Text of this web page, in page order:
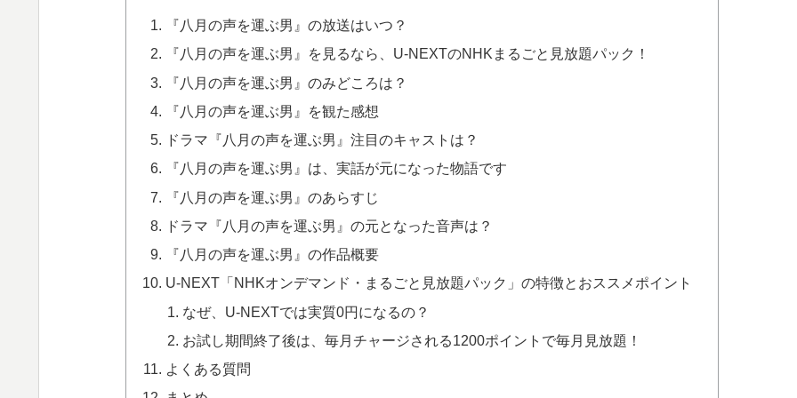
『八月の声を運ぶ男』の放送はいつ？
『八月の声を運ぶ男』を見るなら、U-NEXTのNHKまるごと見放題パック！
『八月の声を運ぶ男』のみどころは？
『八月の声を運ぶ男』を観た感想
ドラマ『八月の声を運ぶ男』注目のキャストは？
『八月の声を運ぶ男』は、実話が元になった物語です
『八月の声を運ぶ男』のあらすじ
ドラマ『八月の声を運ぶ男』の元となった音声は？
『八月の声を運ぶ男』の作品概要
U-NEXT「NHKオンデマンド・まるごと見放題パック」の特徴とおススメポイント
なぜ、U-NEXTでは実質0円になるの？
お試し期間終了後は、毎月チャージされる1200ポイントで毎月見放題！
よくある質問